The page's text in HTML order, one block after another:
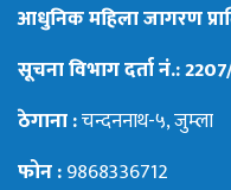
आधुनिक महिला जागरण
सूचना विभाग दर्ता नं.:
ठेगाना :चन्दननाथ-५, जुम्ला
फोन :9868336712